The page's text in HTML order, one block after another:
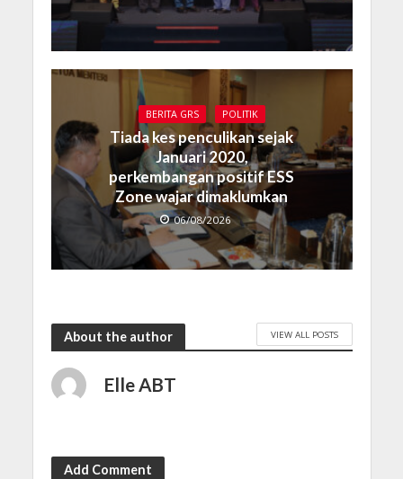
BERITA GRS POLITIK
Tiada kes penculikan sejak
Januari 2020,
perkembangan positif ESS
Zone wajar dimaklumkan
06/08/2026
About the author VIEW ALL POSTS
Elle ABT
Add Comment